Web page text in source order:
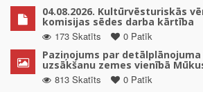
04.08.2026. Kultūrvēsturiskās
komisijas sēdes darba kārtība
173 Skatīts
0 Patīk
Paziņojums par
uzsākšanu zemes vienībā
813 Skatīts
0 Patīk